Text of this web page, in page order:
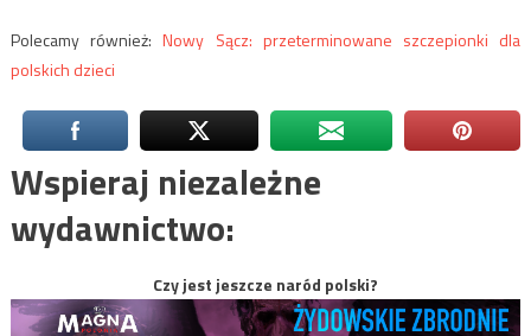
Polecamy również:Nowy Sącz: przeterminowane szczepionki dla
polskich dzieci
Wspieraj niezależne
wydawnictwo:
Czy jest jeszcze naród polski?